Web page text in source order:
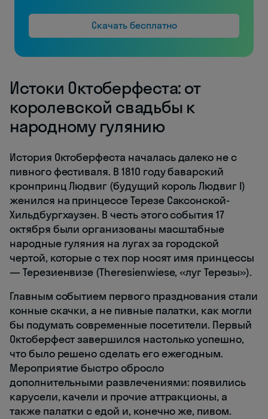
Скачать бесплатно
Истоки Октоберфеста: от
королевской свадьбы к
народному гулянию
История Октоберфеста началась далеко не с
пивного фестиваля. В 1810 году баварский
кронпринц Людвиг (будущий король Людвиг I)
женился на принцессе Терезе Саксонской-
Хильдбургхаузен. В честь этого события 17
октября были организованы масштабные
народные гуляния на лугах за городской
чертой, которые с тех пор носят имя принцессы
— Терезиенвизе (Theresienwiese, «луг Терезы»).
Главным событием первого празднования стали
конные скачки, а не пивные палатки, как могли
бы подумать современные посетители. Первый
Октоберфест завершился настолько успешно,
что было решено сделать его ежегодным.
Мероприятие быстро обросло
дополнительными развлечениями: появились
карусели, качели и прочие аттракционы, а
также палатки с едой и, конечно же, пивом.